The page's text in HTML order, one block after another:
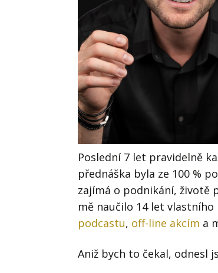
Poslední 7 let pravidelně
přednáška byla ze 100 %
zajímá o podnikání, životě
mě naučilo 14 let
podcastu, off-line akcím a
Aniž bych to čekal, odnesl